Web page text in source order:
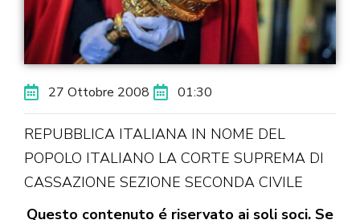
27 Ottobre 2008 01:30
REPUBBLICA ITALIANA IN NOME DEL
POPOLO ITALIANO LA CORTE SUPREMA DI
CASSAZIONE SEZIONE SECONDA CIVILE
Questo contenuto é riservato ai soli soci. Se